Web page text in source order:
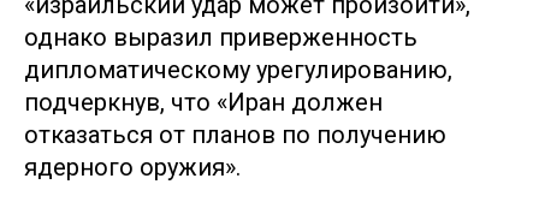
однако выразил приверженность
дипломатическому урегулированию,
подчеркнув, что «Иран должен
отказаться от планов по получению
ядерного оружия».